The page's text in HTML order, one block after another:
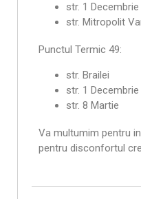
str. 1 Decembrie
str. Mitropolit
Punctul Termic 49:
str. Brailei
str. 1 Decembrie
str. 8 Martie
Va multumim pentru
pentru disconfortul